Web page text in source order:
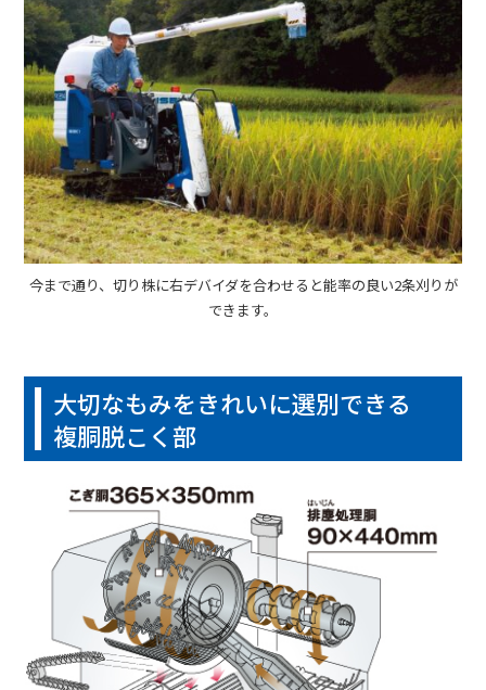
今まで通り、切り株に右デバイダを合わせると能率の良い2条刈りが
できます。
大切なもみをきれいに選別できる
複胴脱こく部